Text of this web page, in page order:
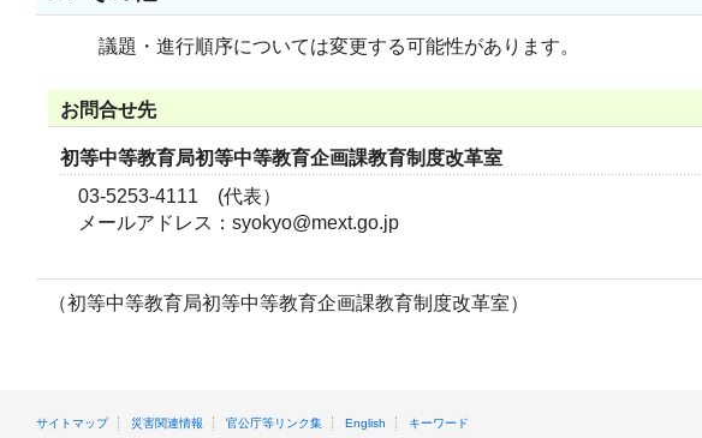
議題・進行順序については変更する可能性があります。
お問合せ先
初等中等教育局初等中等教育企画課教育制度改革室
03-5253-4111 (代表）
メールアドレス：syokyo@mext.go.jp
（初等中等教育局初等中等教育企画課教育制度改革室）
サイトマップ 災害関連情報 官公庁等リンク集 English キーワード